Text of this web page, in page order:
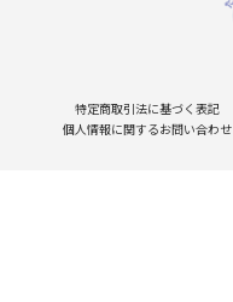
特定商取引法に基づく表記
個人情報に関するお問い合わせ